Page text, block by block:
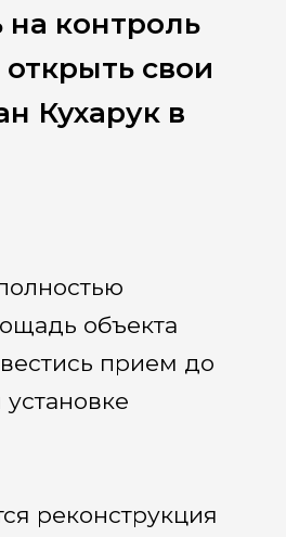
на контроль
свои
Кухарук в
объекта
прием до
реконструкция